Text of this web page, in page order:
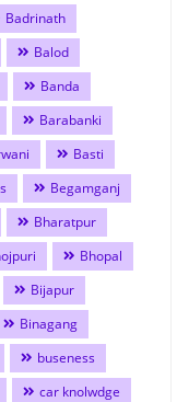
Badrinath
Balod
Banda
Barabanki
Basti
Begamganj
Bharatpur
Bhopal
Bijapur
Binagang
buseness
car knolwdge